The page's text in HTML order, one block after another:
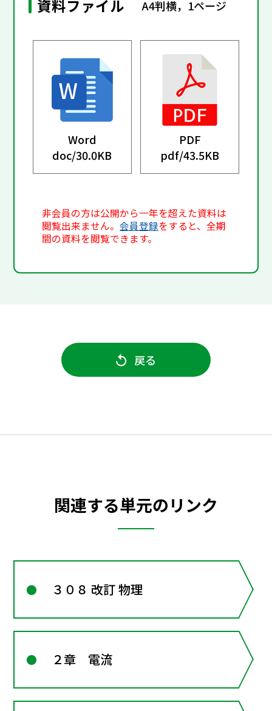
資料ファイル A4判横，1ページ
Word
doc/30.0KB
PDF
pdf/43.5KB
非会員の方は公開から一年を超えた資料は
閲覧出来ません。会員登録をすると、全期
間の資料を閲覧できます。
戻る
関連する単元のリンク
３０８ 改訂 物理
２章 電流